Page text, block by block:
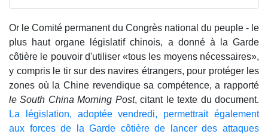
Or le Comité permanent du Congrès national du peuple - le
plus haut organe législatif chinois, a donné à la Garde
côtière le pouvoir d'utiliser «tous les moyens nécessaires»,
y compris le tir sur des navires étrangers, pour protéger les
zones où la Chine revendique sa compétence, a rapporté
le South China Morning Post, citant le texte du document.
La législation, adoptée vendredi, permettrait également
aux forces de la Garde côtière de lancer des attaques